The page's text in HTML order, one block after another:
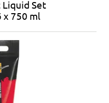
Liquid Set
x 750 ml